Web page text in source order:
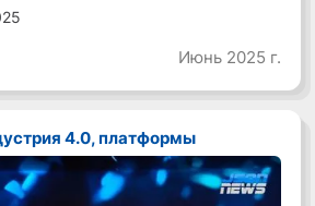
Июнь 2025 г.
4.0, платформы